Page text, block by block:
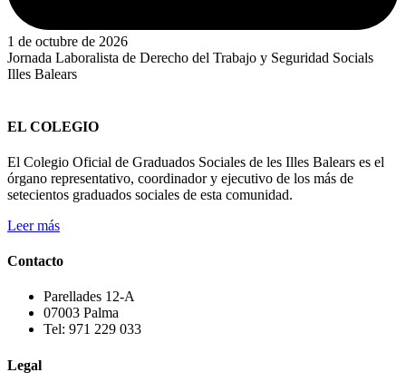
1 de octubre de 2026
Jornada Laboralista de Derecho del Trabajo y Seguridad Socials
Illes Balears
EL COLEGIO
El Colegio Oficial de Graduados Sociales de les Illes Balears es el
órgano representativo, coordinador y ejecutivo de los más de
setecientos graduados sociales de esta comunidad.
Leer más
Contacto
Parellades 12-A
07003 Palma
Tel: 971 229 033
Legal